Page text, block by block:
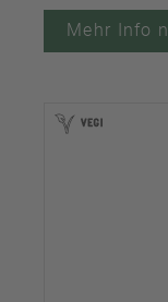
Mehr Info